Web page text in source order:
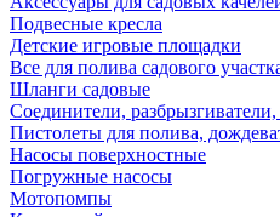
Подвесные кресла
Детские игровые площадки
Все для полива садового
Шланги садовые
Соединители,
Пистолеты для полива,
Насосы поверхностные
Погружные насосы
Мотопомпы